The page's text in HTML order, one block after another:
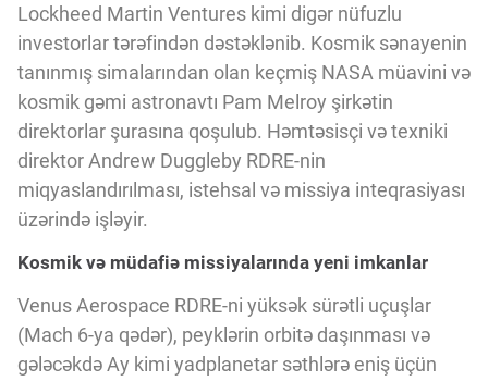
Lockheed Martin Ventures kimi digər nüfuzlu
investorlar tərəfindən dəstəklənib. Kosmik sənayenin
tanınmış simalarından olan keçmiş NASA müavini və
kosmik gəmi astronavtı Pam Melroy şirkətin
direktorlar şurasına qoşulub. Həmtəsisçi və texniki
direktor Andrew Duggleby RDRE-nin
miqyaslandırılması, istehsal və missiya inteqrasiyası
üzərində işləyir.
Kosmik və müdafiə missiyalarında yeni imkanlar
Venus Aerospace RDRE-ni yüksək sürətli uçuşlar
(Mach 6-ya qədər), peyklərin orbitə daşınması və
gələcəkdə Ay kimi yadplanetar səthlərə eniş üçün